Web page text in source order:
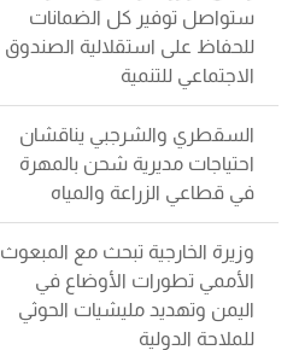
ستواصل توفير كل الضمانات
للحفاظ على استقلالية الصندوق
الاجتماعي للتنمية
السقطري والشرجبي يناقشان
احتياجات مديرية شحن بالمهرة
في قطاعي الزراعة والمياه
وزيرة الخارجية تبحث مع المبعوث
الأممي تطورات الأوضاع في
اليمن وتهديد مليشيات الحوثي
للملاحة الدولية